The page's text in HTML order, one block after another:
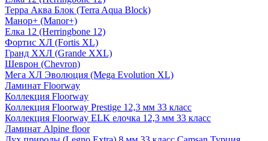
Терра Аква Блок (Terra Aqua Block)
Манор+ (Manor+)
Елка 12 (Herringbone 12)
Фортис ХЛ (Fortis XL)
Гранд ХХЛ (Grande XXL)
Шеврон (Chevron)
Мега ХЛ Эволюция (Mega Evolution XL)
Ламинат Floorway
Коллекция Floorway
Коллекция Floorway Prestige 12,3 мм 33 класс
Коллекция Floorway ELK елочка 12,3 мм 33 класс
Ламинат Alpine floor